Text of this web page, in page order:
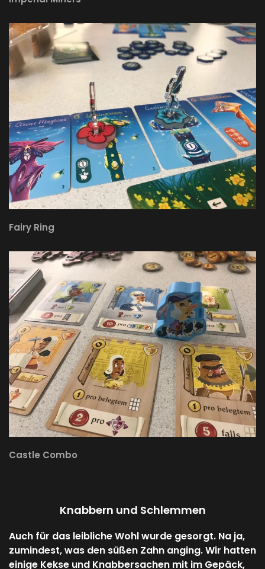
Fairy Ring
Castle Combo
Knabbern und Schlemmen
Auch für das leibliche Wohl wurde gesorgt. Na ja,
zumindest, was den süßen Zahn anging. Wir hatten
einige Kekse und Knabbersachen mit im Gepäck,